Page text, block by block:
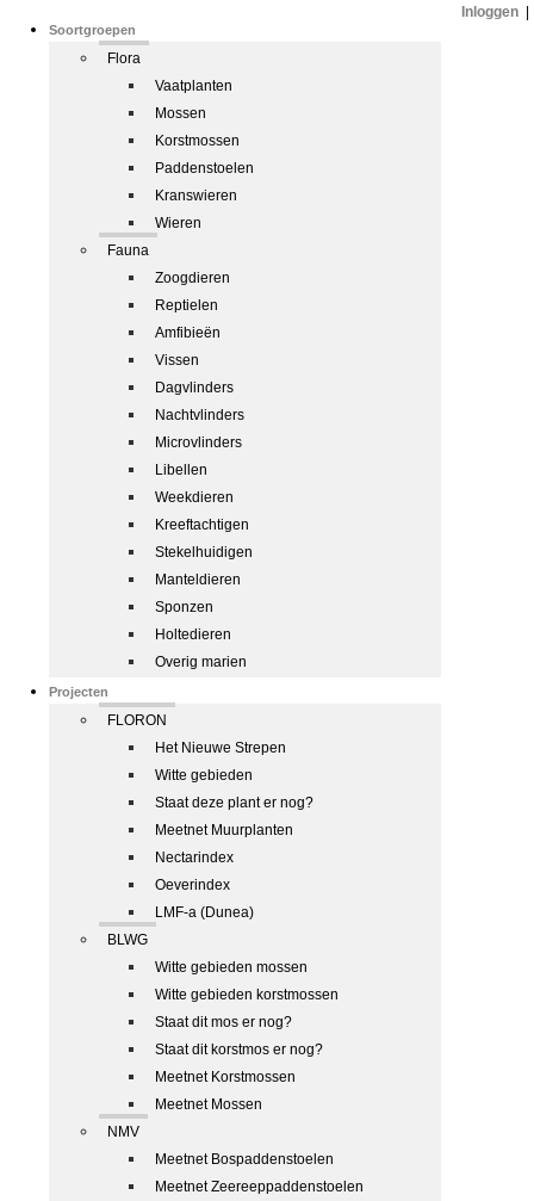
Soortgroepen
Flora
Vaatplanten
Mossen
Korstmossen
Paddenstoelen
Kranswieren
Wieren
Fauna
Zoogdieren
Reptielen
Amfibieën
Vissen
Dagvlinders
Nachtvlinders
Microvlinders
Libellen
Weekdieren
Kreeftachtigen
Stekelhuidigen
Manteldieren
Sponzen
Holtedieren
Overig marien
Projecten
FLORON
Het Nieuwe Strepen
Witte gebieden
Staat deze plant er nog?
Meetnet Muurplanten
Nectarindex
Oeverindex
LMF-a (Dunea)
BLWG
Witte gebieden mossen
Witte gebieden korstmossen
Staat dit mos er nog?
Staat dit korstmos er nog?
Meetnet Korstmossen
Meetnet Mossen
NMV
Meetnet Bospaddenstoelen
Meetnet Zeereeppaddenstoelen
Inloggen